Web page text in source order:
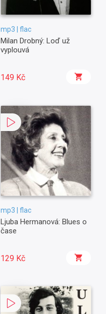
mp3 | flac
Milan Drobný: Loď už
vyplouvá
149 Kč
mp3 | flac
Ljuba Hermanová: Blues o
čase
129 Kč